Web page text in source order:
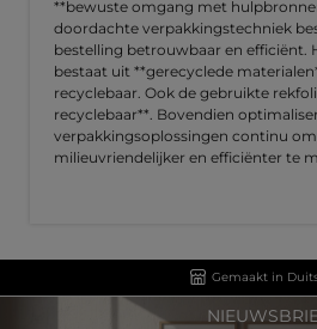
**bewuste omgang met
doordachte verpakkingstechniek
bestelling betrouwbaar en efficiënt.
bestaat uit **gerecyclede
recyclebaar. Ook de gebruikte
recyclebaar**. Bovendien
verpakkingsoplossingen continu
milieuvriendelijker en efficiënter te
Gemaakt in